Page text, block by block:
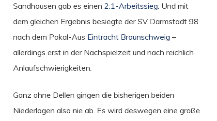
Sandhausen gab es einen 2:1-Arbeitssieg . Und mit
dem gleichen Ergebnis besiegte der SV Darmstadt 98
nach dem Pokal-Aus Eintracht Braunschweig –
allerdings erst in der Nachspielzeit und nach reichlich
Anlaufschwierigkeiten.
Ganz ohne Dellen gingen die bisherigen beiden
Niederlagen also nie ab. Es wird deswegen eine große